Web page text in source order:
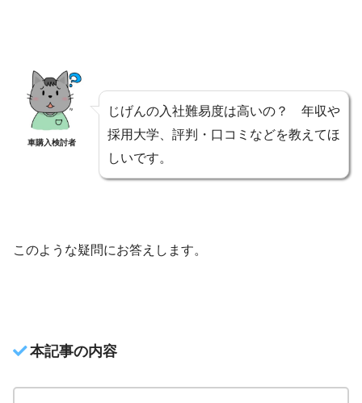
車購入検討者
じげんの入社難易度は高いの？ 年収や
採用大学、評判・口コミなどを教えてほ
しいです。
このような疑問にお答えします。
本記事の内容